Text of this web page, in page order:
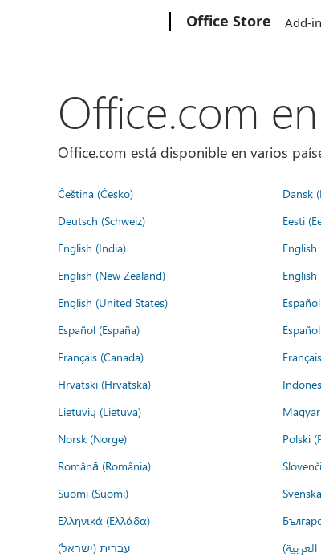
Office Store Add-
Office.com
Office.com está disponible en varios
Čeština (Česko) Dansk
Deutsch (Schweiz)
Eesti
English (India)
English (New Zealand)
English (United States)
Español (España)
Français (Canada)
Hrvatski (Hrvatska)
Lietuvių (Lietuva)
Norsk (Norge)
Polski
Română (România)
Suomi (Suomi)
Ελληνικά (Ελλάδα)
עברית (ישראל)